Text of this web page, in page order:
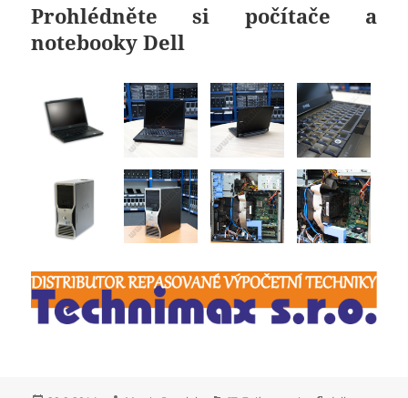
Prohlédněte si počítače a
notebooky Dell